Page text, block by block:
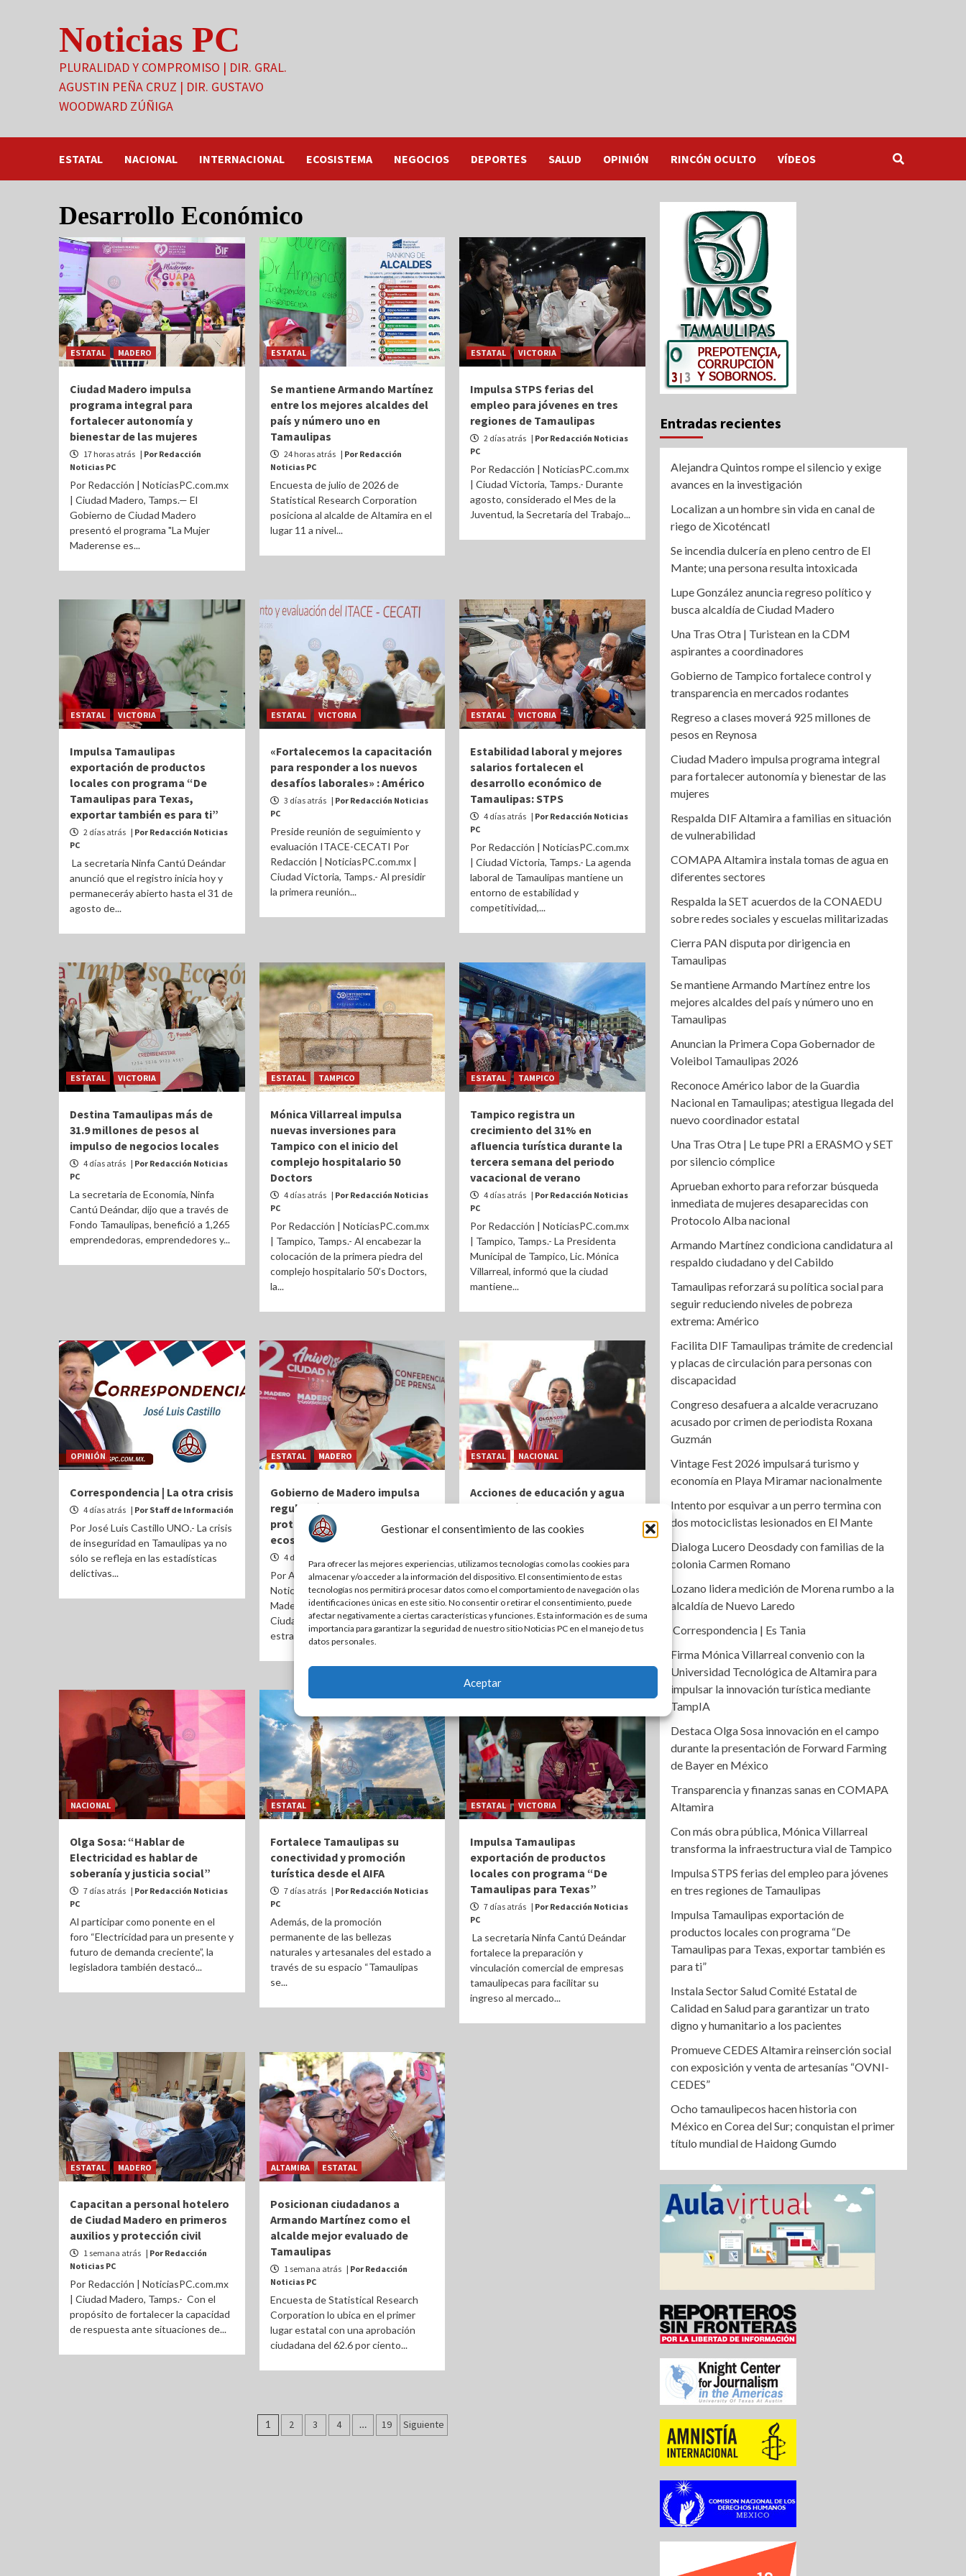
Gestionar el consentimiento de las cookies
Para ofrecer las mejores experiencias, utilizamos tecnologías como las cookies para
almacenar y/o acceder a la información del dispositivo. El consentimiento de estas
tecnologías nos permitirá procesar datos como el comportamiento de navegación o las
identificaciones únicas en este sitio. No consentir o retirar el consentimiento, puede
afectar negativamente a ciertas características y funciones. Esta información es de suma
importancia para garantizar la seguridad de nuestro sitio Noticias PC en el manejo de tus
datos personales.
Aceptar
Noticias PC
PLURALIDAD Y COMPROMISO | DIR. GRAL.
AGUSTIN PEÑA CRUZ | DIR. GUSTAVO
WOODWARD ZÚÑIGA
ESTATAL NACIONAL INTERNACIONAL ECOSISTEMA NEGOCIOS DEPORTES SALUD OPINIÓN RINCÓN OCULTO VÍDEOS
Desarrollo Económico
ESTATAL MADERO
Ciudad Madero impulsa
programa integral para
fortalecer autonomía y
bienestar de las mujeres
17 horas atrás | Por Redacción
Noticias PC
Por Redacción | NoticiasPC.com.mx
| Ciudad Madero, Tamps.— El
Gobierno de Ciudad Madero
presentó el programa "La Mujer
Maderense es...
ESTATAL
Se mantiene Armando Martínez
entre los mejores alcaldes del
país y número uno en
Tamaulipas
24 horas atrás | Por Redacción
Noticias PC
Encuesta de julio de 2026 de
Statistical Research Corporation
posiciona al alcalde de Altamira en el
lugar 11 a nivel...
ESTATAL VICTORIA
Impulsa STPS ferias del
empleo para jóvenes en tres
regiones de Tamaulipas
2 días atrás | Por Redacción Noticias
PC
Por Redacción | NoticiasPC.com.mx
| Ciudad Victoria, Tamps.- Durante
agosto, considerado el Mes de la
Juventud, la Secretaría del Trabajo...
ESTATAL VICTORIA
Impulsa Tamaulipas
exportación de productos
locales con programa “De
Tamaulipas para Texas,
exportar también es para ti”
2 días atrás | Por Redacción Noticias
PC
La secretaria Ninfa Cantú Deándar
anunció que el registro inicia hoy y
permaneceráy abierto hasta el 31 de
agosto de...
ESTATAL VICTORIA
«Fortalecemos la capacitación
para responder a los nuevos
desafíos laborales» : Américo
3 días atrás | Por Redacción Noticias
PC
Preside reunión de seguimiento y
evaluación ITACE-CECATI Por
Redacción | NoticiasPC.com.mx |
Ciudad Victoria, Tamps.- Al presidir
la primera reunión...
ESTATAL VICTORIA
Estabilidad laboral y mejores
salarios fortalecen el
desarrollo económico de
Tamaulipas: STPS
4 días atrás | Por Redacción Noticias
PC
Por Redacción | NoticiasPC.com.mx
| Ciudad Victoria, Tamps.- La agenda
laboral de Tamaulipas mantiene un
entorno de estabilidad y
competitividad,...
ESTATAL VICTORIA
Destina Tamaulipas más de
31.9 millones de pesos al
impulso de negocios locales
4 días atrás | Por Redacción Noticias
PC
La secretaria de Economía, Ninfa
Cantú Deándar, dijo que a través de
Fondo Tamaulipas, benefició a 1,265
emprendedoras, emprendedores y...
ESTATAL TAMPICO
Mónica Villarreal impulsa
nuevas inversiones para
Tampico con el inicio del
complejo hospitalario 50
Doctors
4 días atrás | Por Redacción Noticias
PC
Por Redacción | NoticiasPC.com.mx
| Tampico, Tamps.- Al encabezar la
colocación de la primera piedra del
complejo hospitalario 50’s Doctors,
la...
ESTATAL TAMPICO
Tampico registra un
crecimiento del 31% en
afluencia turística durante la
tercera semana del periodo
vacacional de verano
4 días atrás | Por Redacción Noticias
PC
Por Redacción | NoticiasPC.com.mx
| Tampico, Tamps.- La Presidenta
Municipal de Tampico, Lic. Mónica
Villarreal, informó que la ciudad
mantiene...
OPINIÓN
Correspondencia | La otra crisis
4 días atrás | Por Staff de Información
Por José Luis Castillo UNO.- La crisis
de inseguridad en Tamaulipas ya no
sólo se refleja en las estadísticas
delictivas...
ESTATAL MADERO
Gobierno de Madero impulsa
regulación comercial para
proteger Playa Miramar y su
ecosistema
4 días atrás
Por Agustín Peña Cruz |
NoticiasPC.com.mx | Ciudad
Madero, Tamps.- El Gobierno de
Ciudad Madero prepara una
estrategia integral para...
ESTATAL NACIONAL
Acciones de educación y agua
en González son ejemplo de
resultados de la 4T: Olga Sosa
Estas acciones abren nuevas
oportunidades para los jóvenes y
generan condiciones para un mayor
desarrollo económico y social Por
Redacción...
NACIONAL
Olga Sosa: “Hablar de
Electricidad es hablar de
soberanía y justicia social”
7 días atrás | Por Redacción Noticias
PC
Al participar como ponente en el
foro “Electricidad para un presente y
futuro de demanda creciente”, la
legisladora también destacó...
ESTATAL
Fortalece Tamaulipas su
conectividad y promoción
turística desde el AIFA
7 días atrás | Por Redacción Noticias
PC
Además, de la promoción
permanente de las bellezas
naturales y artesanales del estado a
través de su espacio “Tamaulipas
se...
ESTATAL VICTORIA
Impulsa Tamaulipas
exportación de productos
locales con programa “De
Tamaulipas para Texas”
7 días atrás | Por Redacción Noticias
PC
La secretaria Ninfa Cantú Deándar
fortalece la preparación y
vinculación comercial de empresas
tamaulipecas para facilitar su
ingreso al mercado...
ESTATAL MADERO
Capacitan a personal hotelero
de Ciudad Madero en primeros
auxilios y protección civil
1 semana atrás | Por Redacción
Noticias PC
Por Redacción | NoticiasPC.com.mx
| Ciudad Madero, Tamps.- Con el
propósito de fortalecer la capacidad
de respuesta ante situaciones de...
ALTAMIRA ESTATAL
Posicionan ciudadanos a
Armando Martínez como el
alcalde mejor evaluado de
Tamaulipas
1 semana atrás | Por Redacción
Noticias PC
Encuesta de Statistical Research
Corporation lo ubica en el primer
lugar estatal con una aprobación
ciudadana del 62.6 por ciento...
Paginación
1 2 3 4 … 19 Siguiente
Entradas recientes
Alejandra Quintos rompe el silencio y exige
avances en la investigación
Localizan a un hombre sin vida en canal de
riego de Xicoténcatl
Se incendia dulcería en pleno centro de El
Mante; una persona resulta intoxicada
Lupe González anuncia regreso político y
busca alcaldía de Ciudad Madero
Una Tras Otra | Turistean en la CDM
aspirantes a coordinadores
Gobierno de Tampico fortalece control y
transparencia en mercados rodantes
Regreso a clases moverá 925 millones de
pesos en Reynosa
Ciudad Madero impulsa programa integral
para fortalecer autonomía y bienestar de las
mujeres
Respalda DIF Altamira a familias en situación
de vulnerabilidad
COMAPA Altamira instala tomas de agua en
diferentes sectores
Respalda la SET acuerdos de la CONAEDU
sobre redes sociales y escuelas militarizadas
Cierra PAN disputa por dirigencia en
Tamaulipas
Se mantiene Armando Martínez entre los
mejores alcaldes del país y número uno en
Tamaulipas
Anuncian la Primera Copa Gobernador de
Voleibol Tamaulipas 2026
Reconoce Américo labor de la Guardia
Nacional en Tamaulipas; atestigua llegada del
nuevo coordinador estatal
Una Tras Otra | Le tupe PRI a ERASMO y SET
por silencio cómplice
Aprueban exhorto para reforzar búsqueda
inmediata de mujeres desaparecidas con
Protocolo Alba nacional
Armando Martínez condiciona candidatura al
respaldo ciudadano y del Cabildo
Tamaulipas reforzará su política social para
seguir reduciendo niveles de pobreza
extrema: Américo
Facilita DIF Tamaulipas trámite de credencial
y placas de circulación para personas con
discapacidad
Congreso desafuera a alcalde veracruzano
acusado por crimen de periodista Roxana
Guzmán
Vintage Fest 2026 impulsará turismo y
economía en Playa Miramar nacionalmente
Intento por esquivar a un perro termina con
dos motociclistas lesionados en El Mante
Dialoga Lucero Deosdady con familias de la
colonia Carmen Romano
Lozano lidera medición de Morena rumbo a la
alcaldía de Nuevo Laredo
Correspondencia | Es Tania
Firma Mónica Villarreal convenio con la
Universidad Tecnológica de Altamira para
impulsar la innovación turística mediante
TampIA
Destaca Olga Sosa innovación en el campo
durante la presentación de Forward Farming
de Bayer en México
Transparencia y finanzas sanas en COMAPA
Altamira
Con más obra pública, Mónica Villarreal
transforma la infraestructura vial de Tampico
Impulsa STPS ferias del empleo para jóvenes
en tres regiones de Tamaulipas
Impulsa Tamaulipas exportación de
productos locales con programa “De
Tamaulipas para Texas, exportar también es
para ti”
Instala Sector Salud Comité Estatal de
Calidad en Salud para garantizar un trato
digno y humanitario a los pacientes
Promueve CEDES Altamira reinserción social
con exposición y venta de artesanías “OVNI-
CEDES”
Ocho tamaulipecos hacen historia con
México en Corea del Sur; conquistan el primer
título mundial de Haidong Gumdo